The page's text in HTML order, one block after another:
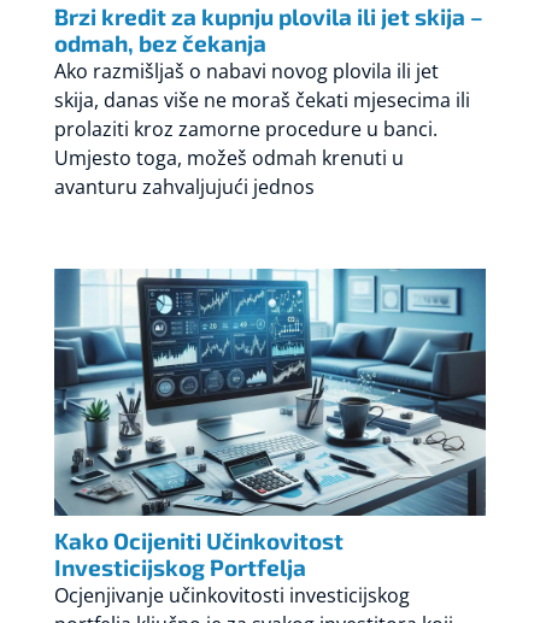
Brzi kredit za kupnju plovila ili jet skija –
odmah, bez čekanja
Ako razmišljaš o nabavi novog plovila ili jet
skija, danas više ne moraš čekati mjesecima ili
prolaziti kroz zamorne procedure u banci.
Umjesto toga, možeš odmah krenuti u
avanturu zahvaljujući jednos
Kako Ocijeniti Učinkovitost
Investicijskog Portfelja
Ocjenjivanje učinkovitosti investicijskog